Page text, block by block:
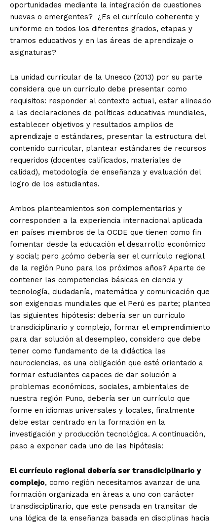
oportunidades mediante la integración de cuestiones
nuevas o emergentes? ¿Es el currículo coherente y
uniforme en todos los diferentes grados, etapas y
tramos educativos y en las áreas de aprendizaje o
asignaturas?
La unidad curricular de la Unesco (2013) por su parte
considera que un currículo debe presentar como
requisitos: responder al contexto actual, estar alineado
a las declaraciones de políticas educativas mundiales,
establecer objetivos y resultados amplios de
aprendizaje o estándares, presentar la estructura del
contenido curricular, plantear estándares de recursos
requeridos (docentes calificados, materiales de
calidad), metodología de enseñanza y evaluación del
logro de los estudiantes.
Ambos planteamientos son complementarios y
corresponden a la experiencia internacional aplicada
en países miembros de la OCDE que tienen como fin
fomentar desde la educación el desarrollo económico
y social; pero ¿cómo debería ser el currículo regional
de la región Puno para los próximos años? Aparte de
contener las competencias básicas en ciencia y
tecnología, ciudadanía, matemática y comunicación que
son exigencias mundiales que el Perú es parte; planteo
las siguientes hipótesis: debería ser un currículo
transdiciplinario y complejo, formar el emprendimiento
para dar solución al desempleo, considero que debe
tener como fundamento de la didáctica las
neurociencias, es una obligación que esté orientado a
formar estudiantes capaces de dar solución a
problemas económicos, sociales, ambientales de
nuestra región Puno, debería ser un currículo que
forme en idiomas universales y locales, finalmente
debe estar centrado en la formación en la
investigación y producción tecnológica. A continuación,
paso a exponer cada uno de las hipótesis:
El currículo regional debería ser transdiciplinario y
complejo, como región necesitamos avanzar de una
formación organizada en áreas a uno con carácter
transdisciplinario, que este pensada en transitar de
una lógica de la enseñanza basada en disciplinas hacia